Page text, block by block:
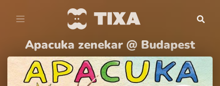
Apacuka zenekar @ Budapest